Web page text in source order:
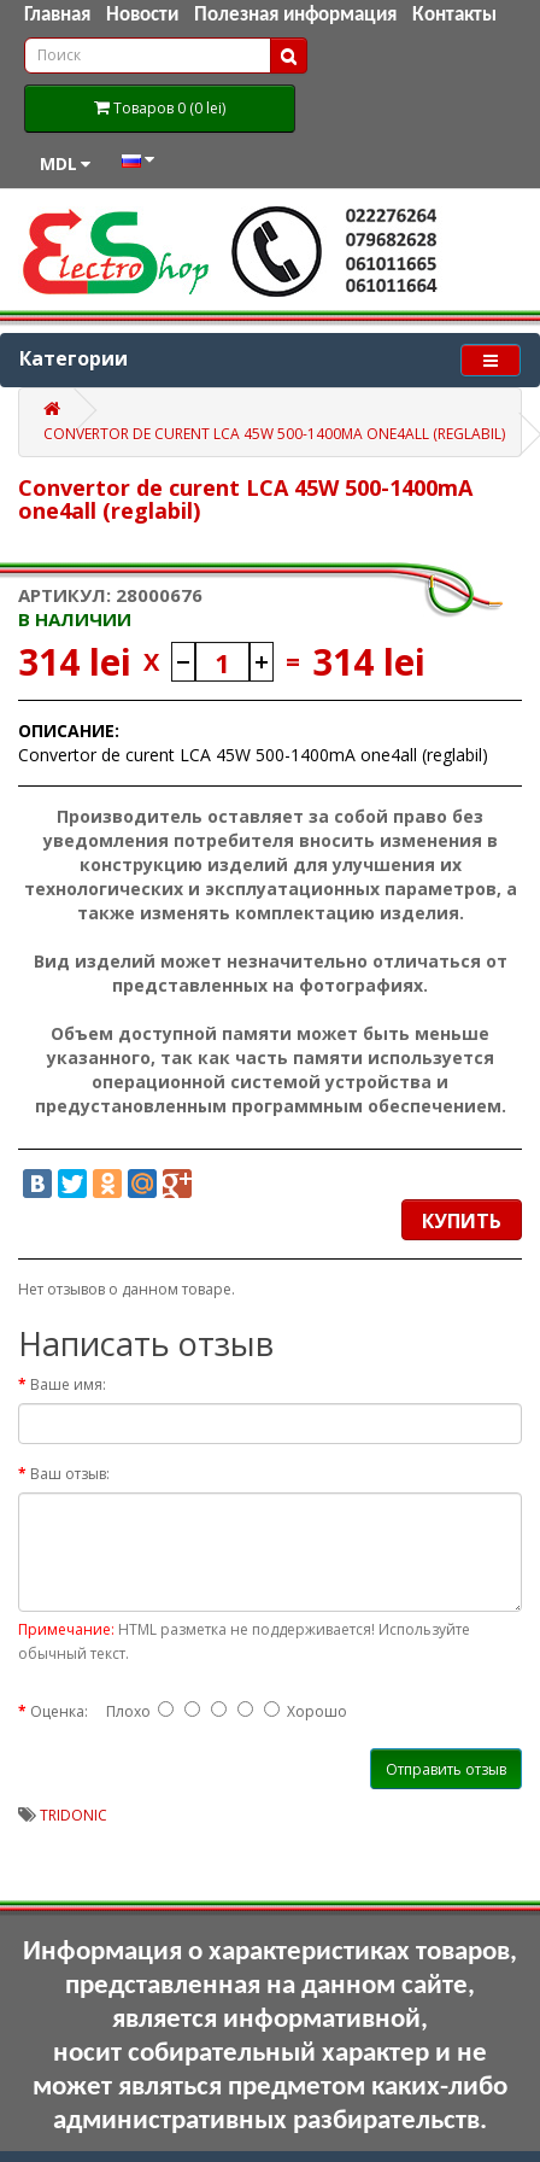
Главная Новости Полезная информация Контакты
Товаров 0 (0 lei)
MDL
Категории
CONVERTOR DE CURENT LCA 45W 500-1400MA ONE4ALL (REGLABIL)
Convertor de curent LCA 45W 500-1400mA
one4all (reglabil)
АРТИКУЛ: 28000676
В НАЛИЧИИ
314 lei X = 314 lei
ОПИСАНИЕ:
Convertor de curent LCA 45W 500-1400mA one4all (reglabil)
Производитель оставляет за собой право без
уведомления потребителя вносить изменения в
конструкцию изделий для улучшения их
технологических и эксплуатационных параметров, а
также изменять комплектацию изделия.
Вид изделий может незначительно отличаться от
представленных на фотографиях.
Объем доступной памяти может быть меньше
указанного, так как часть памяти используется
операционной системой устройства и
предустановленным программным обеспечением.
КУПИТЬ
Нет отзывов о данном товаре.
Написать отзыв
Ваше имя:
Ваш отзыв:
Примечание: HTML разметка не поддерживается! Используйте
обычный текст.
Оценка: Плохо Хорошо
Отправить отзыв
TRIDONIC
Информация о характеристиках товаров,
представленная на данном сайте,
является информативной,
носит собирательный характер и не
может являться предметом каких-либо
административных разбирательств.